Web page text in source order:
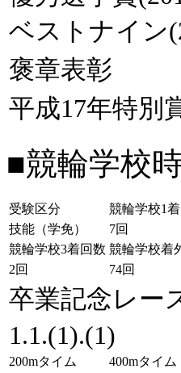
ベストナイン
褒章表彰
平成17年特別
■競輪学校
受験区分 競輪学校1
技能（学免）
7回
競輪学校3着回数 競輪学校着
2回
74回
卒業記念レー
1.1.(1).(1)
200mタイム 400mタイム